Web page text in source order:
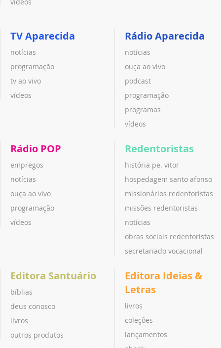
TV Aparecida
notícias
programação
tv ao vivo
vídeos
Rádio Aparecida
notícias
ouça ao vivo
podcast
programação
programas
vídeos
Rádio POP
empregos
notícias
ouça ao vivo
programação
vídeos
Redentoristas
história pe. vitor
hospedagem santo afonso
missionários redentoristas
missões redentoristas
notícias
obras sociais redentoristas
secretariado vocacional
Editora Santuário
bíblias
deus conosco
livros
outros produtos
Editora Ideias &
Letras
livros
coleções
lançamentos